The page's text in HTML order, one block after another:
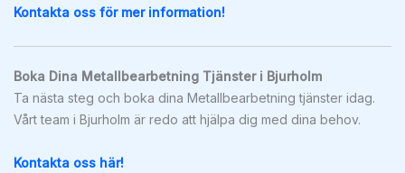
Kontakta oss för mer information!
Boka Dina Metallbearbetning Tjänster i Bjurholm
Ta nästa steg och boka dina Metallbearbetning tjänster idag.
Vårt team i Bjurholm är redo att hjälpa dig med dina behov.
Kontakta oss här!